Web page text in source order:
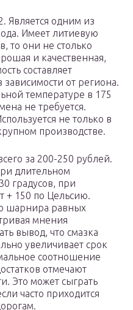
Является одним из
Имеет литиевую
то они не столько
и качественная,
составляет
от региона.
температуре в 175
не требуется.
не только в
производстве.
за 200-250 рублей.
длительном
градусов, при
+ 150 по Цельсию.
шарнира равных
мнения
вывод, что смазка
увеличивает срок
соотношение
отмечают
Это может сыграть
часто приходится